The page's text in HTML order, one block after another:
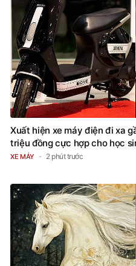
Xuất hiện xe máy điện đi xa
triệu đồng cực hợp cho học
XE MÁY 2 phút trước